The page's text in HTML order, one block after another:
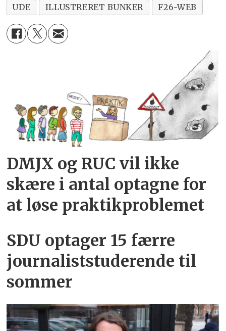
UDE ILLUSTRERET BUNKER F26-WEB
DMJX og RUC vil ikke
skære i antal optagne for
at løse praktikproblemet
SDU optager 15 færre
journaliststuderende til
sommer